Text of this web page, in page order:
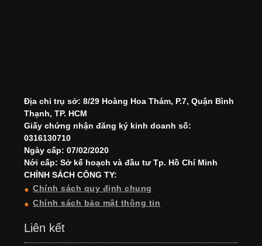
Địa chỉ trụ sở: 8/29 Hoàng Hoa Thám, P.7, Quận Bình
Thạnh, TP. HCM
Giấy chứng nhận đăng ký kinh doanh số:
0316130710
Ngày cấp: 07/02/2020
Nới cấp: Sở kế hoạch và đầu tư Tp. Hồ Chí Minh
CHÍNH SÁCH CÔNG TY:
Chính sách quy định chung
Chính sách bảo mật thông tin
Liên kết